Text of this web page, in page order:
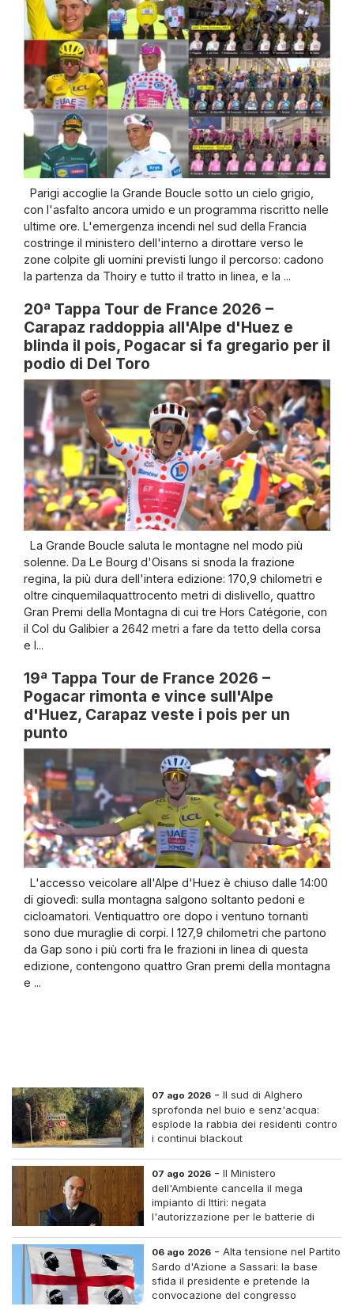
Parigi accoglie la Grande Boucle sotto un cielo grigio,
con l'asfalto ancora umido e un programma riscritto nelle
ultime ore. L'emergenza incendi nel sud della Francia
costringe il ministero dell'interno a dirottare verso le
zone colpite gli uomini previsti lungo il percorso: cadono
la partenza da Thoiry e tutto il tratto in linea, e la ...
20ª Tappa Tour de France 2026 –
Carapaz raddoppia all'Alpe d'Huez e
blinda il pois, Pogacar si fa gregario per il
podio di Del Toro
La Grande Boucle saluta le montagne nel modo più
solenne. Da Le Bourg d'Oisans si snoda la frazione
regina, la più dura dell'intera edizione: 170,9 chilometri e
oltre cinquemilaquattrocento metri di dislivello, quattro
Gran Premi della Montagna di cui tre Hors Catégorie, con
il Col du Galibier a 2642 metri a fare da tetto della corsa
e l...
19ª Tappa Tour de France 2026 –
Pogacar rimonta e vince sull'Alpe
d'Huez, Carapaz veste i pois per un
punto
L'accesso veicolare all'Alpe d'Huez è chiuso dalle 14:00
di giovedì: sulla montagna salgono soltanto pedoni e
cicloamatori. Ventiquattro ore dopo i ventuno tornanti
sono due muraglie di corpi. I 127,9 chilometri che partono
da Gap sono i più corti fra le frazioni in linea di questa
edizione, contengono quattro Gran premi della montagna
e ...
07 ago 2026 -Il sud di Alghero
sprofonda nel buio e senz'acqua:
esplode la rabbia dei residenti contro
i continui blackout
07 ago 2026 -Il Ministero
dell'Ambiente cancella il mega
impianto di Ittiri: negata
l'autorizzazione per le batterie di
06 ago 2026 -Alta tensione nel Partito
Sardo d'Azione a Sassari: la base
sfida il presidente e pretende la
convocazione del congresso